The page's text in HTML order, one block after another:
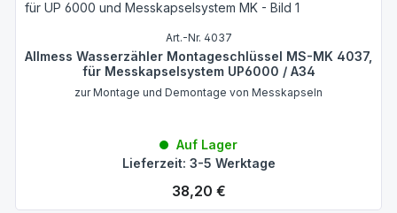
Art.-Nr. 4037
Allmess Wasserzähler Montageschlüssel MS-MK 4037,
für Messkapselsystem UP6000 / A34
zur Montage und Demontage von Messkapseln
Auf Lager
Lieferzeit: 3-5 Werktage
Regulärer Preis:
38,20 €